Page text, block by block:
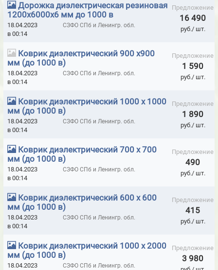
ДОЗИМЕТРЫ- РАДИОМЕТРЫ БЫТОВЫЕ
ДОЗИМЕТРЫ-РАДИОМЕТРЫ ПРОФЕССИОНАЛЬНЫЕ
ЗАЗЕМЛЕНИЯ ПЕРЕНОСНЫЕ ЛИНЕЙНЫЕ ДО 10 КВТ
ЗАЗЕМЛЕНИЯ ПЕРЕНОСНЫЕ ЛИНЕЙНЫЕ ДО 110 КВТ
ЗАЗЕМЛЕНИЯ ПЕРЕНОСНЫЕ ЛИНЕЙНЫЕ ДО 220 КВТ
ЗАЗЕМЛЕНИЯ ПЕРЕНОСНЫЕ ЛИНЕЙНЫЕ ДО 35 КВТ
ЗАЗЕМЛЕНИЯ ПЕРЕНОСНЫЕ ПОДСТАНЦИОННЫЕ ЗПП ДО 1 КВТ
ЗАЗЕМЛЕНИЯ ПЕРЕНОСНЫЕ ПОДСТАНЦИОННЫЕ ЗПП ДО 110 КВТ
ЗАЗЕМЛЕНИЯ ПЕРЕНОСНЫЕ ПОДСТАНЦИОННЫЕ ЗПП ДО 15 КВТ
ЗАЗЕМЛЕНИЯ ПЕРЕНОСНЫЕ ПОДСТАНЦИОННЫЕ ЗПП ДО 35 КВТ
ИЗМЕРИТЕЛИ РАССТОЯНИЯ УЛЬТРАЗВУКОВЫЕ
КЛЕЙ PENOSIL ХОЛОДНАЯ СВАРКА
Дорожка диэлектрическая резиновая
1200х6000х6 мм до 1000 в
Предложение
16 490
руб./ шт.
18.04.2023
в 00:14
СЗФО СПб и Ленингр. обл.
Коврик диэлектрический 900 х900
мм (до 1000 в)
Предложение
1 590
руб./ шт.
18.04.2023
в 00:14
СЗФО СПб и Ленингр. обл.
Коврик диэлектрический 1000 х 1000
мм (до 1000 в)
Предложение
1 890
руб./ шт.
18.04.2023
в 00:14
СЗФО СПб и Ленингр. обл.
Коврик диэлектрический 700 х 700
мм (до 1000 в)
Предложение
490
руб./ шт.
18.04.2023
в 00:14
СЗФО СПб и Ленингр. обл.
Коврик диэлектрический 600 х 600
мм (до 1000 в)
Предложение
415
руб./ шт.
18.04.2023
в 00:14
СЗФО СПб и Ленингр. обл.
Коврик диэлектрический 1000 х 2000
мм (до 1000 в)
Предложение
3 980
18.04.2023
СЗФО СПб и Ленингр. обл.